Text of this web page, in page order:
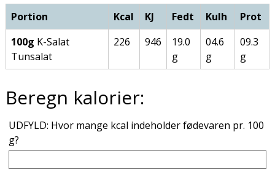
Portion Kcal KJ Fedt Kulh
Prot
100g K-Salat
Tunsalat
226 946
19.0
g
04.6
g
09.3
g
Beregn kalorier:
UDFYLD: Hvor mange kcal indeholder fødevaren pr. 100
g?